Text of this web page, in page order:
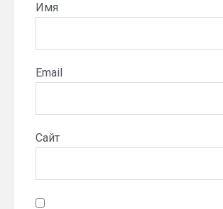
Имя
Email
Сайт